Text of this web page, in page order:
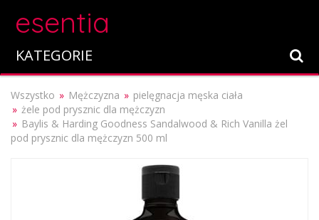
esentia
KATEGORIE
Wszystko Mężczyzna
pielęgnacja męska ciała
żele pod prysznic dla mężczyzn
Baylis & Harding Goodness Sandalwood & Rich Vanilla żel
pod prysznic dla mężczyzn 500 ml